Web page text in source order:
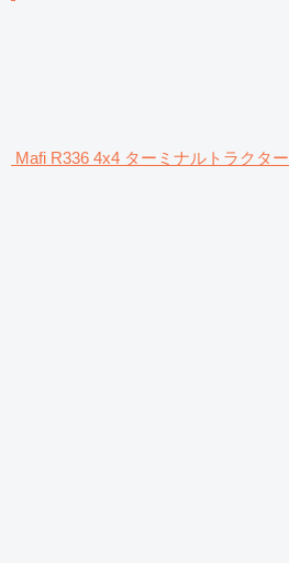
Mafi R336 4x4 ターミナルトラクター